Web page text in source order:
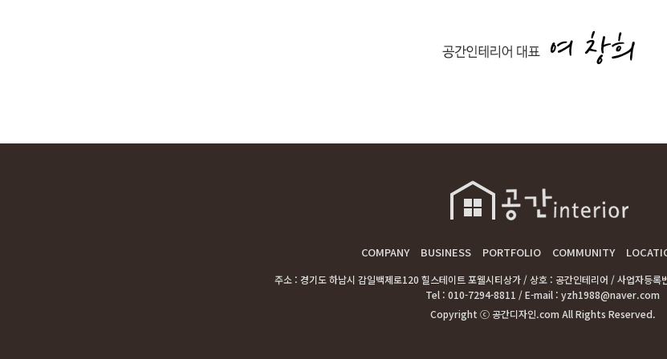
COMPANY BUSINESS PORTFOLIO COMMUNITY
주소 : 경기도 하남시 감일백제로120 힐스테이트 포웰시티상가 / 상호 : 공간인테리어 / 사업자등
Tel : 010-7294-8811 / E-mail : yzh1988@naver.com
Copyright ⓒ 공간디자인.com All Rights Reserved.